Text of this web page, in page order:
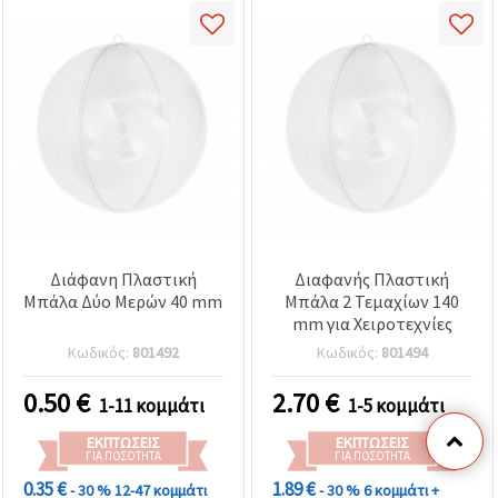
Διάφανη Πλαστική
Μπάλα Δύο Μερών 40 mm
Κωδικός: 801492
0.50€ 1-11 κομμάτι
ΕΚΠΤΏΣΕΙΣ
ΓΙΑ ΠΟΣΌΤΗΤΑ
0.35 €- 30 %12-47 κομμάτι
Διαφανής Πλαστική
Μπάλα 2 Τεμαχίων 140
mm για Χειροτεχνίες
Κωδικός: 801494
2.70€ 1-5 κομμάτι
ΕΚΠΤΏΣΕΙΣ
ΓΙΑ ΠΟΣΌΤΗΤΑ
1.89 €- 30 %6 κομμάτι +